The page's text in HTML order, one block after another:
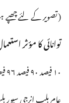
‏(‏تصویر کے لئے چھپے
توانائی کا مؤثر
۱۰ فیصد ۹۰ فیصد ۹۶ فیصد
عام بلب انرجی سیور